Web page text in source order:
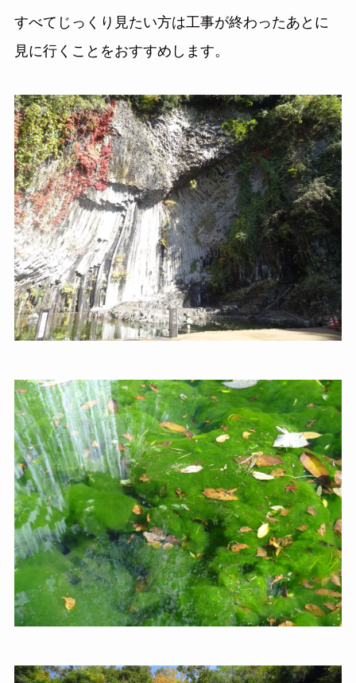
すべてじっくり見たい方は工事が終わったあとに
見に行くことをおすすめします。